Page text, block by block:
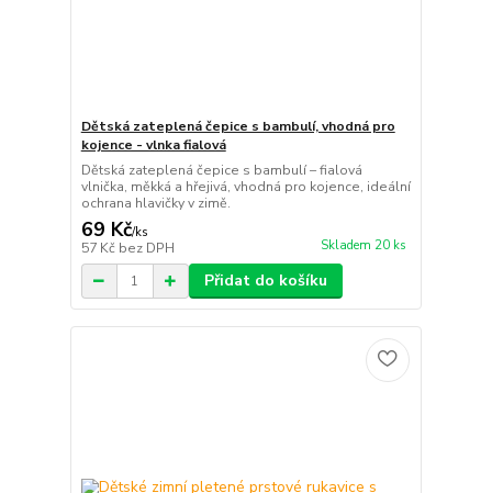
Dětská zateplená čepice s bambulí, vhodná pro
kojence - vlnka fialová
Dětská zateplená čepice s bambulí – fialová
vlnička, měkká a hřejivá, vhodná pro kojence, ideální
ochrana hlavičky v zimě.
69 Kč/ks
57 Kč bez DPH Skladem 20 ks
Přidat do košíku